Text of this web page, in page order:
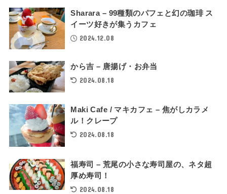
Sharara – 99種類のパフェと幻の珈琲 ス
イーツ好きが集うカフェ
2024.12.08
から吉 – 唐揚げ・お弁当
2024.08.18
Maki Cafe / マキカフェ – 焦がしカラメ
ル！クレープ
2024.08.18
福寿司 – 荒尾の小さな寿司屋の、ネタ超
厚め寿司！
2024.08.18